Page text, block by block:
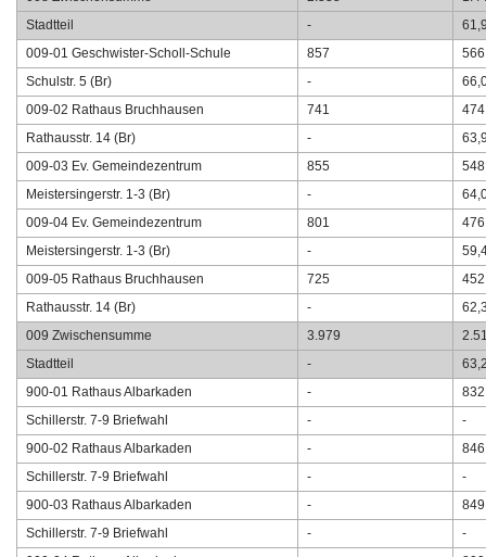
Stadtteil -
009-01 Geschwister-Scholl-Schule 857 566
Schulstr. 5 (Br) -
009-02 Rathaus Bruchhausen 741 474
Rathausstr. 14 (Br) -
009-03 Ev. Gemeindezentrum 855 548
Meistersingerstr. 1-3 (Br) -
009-04 Ev. Gemeindezentrum 801 476
Meistersingerstr. 1-3 (Br) -
009-05 Rathaus Bruchhausen 725 452
Rathausstr. 14 (Br) -
009 Zwischensumme 3.979
Stadtteil -
900-01 Rathaus Albarkaden - 832
Schillerstr. 7-9 Briefwahl - -
900-02 Rathaus Albarkaden - 846
Schillerstr. 7-9 Briefwahl - -
900-03 Rathaus Albarkaden - 849
Schillerstr. 7-9 Briefwahl - -